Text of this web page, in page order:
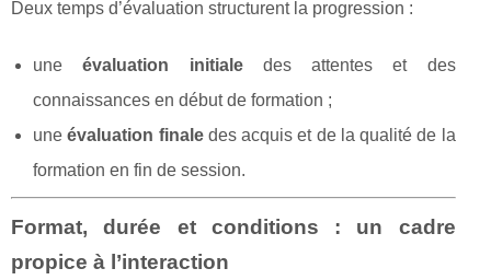
Deux temps d’évaluation structurent la progression :
uneévaluation initialedes attentes et des
connaissances en début de formation ;
uneévaluation finaledes acquis et de la qualité de la
formation en fin de session.
Format, durée et conditions : un cadre
propice à l’interaction